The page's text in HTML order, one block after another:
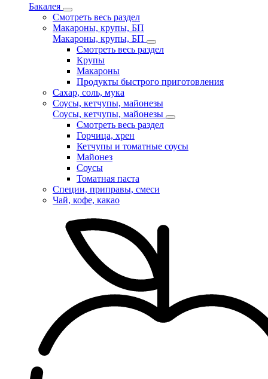
Бакалея
Смотреть весь раздел
Макароны, крупы, БП
Макароны, крупы, БП
Смотреть весь раздел
Крупы
Макароны
Продукты быстрого приготовления
Сахар, соль, мука
Соусы, кетчупы, майонезы
Соусы, кетчупы, майонезы
Смотреть весь раздел
Горчица, хрен
Кетчупы и томатные соусы
Майонез
Соусы
Томатная паста
Специи, приправы, смеси
Чай, кофе, какао